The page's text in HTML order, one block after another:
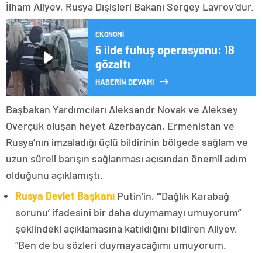
İlham Aliyev, Rusya Dışişleri Bakanı Sergey Lavrov’dur.
EKONOMI
5 ilde fuhuş operasyonu: 18
gözaltı
HABERİN DEVAMI
Başbakan Yardımcıları Aleksandr Novak ve Aleksey
Overçuk oluşan heyet Azerbaycan, Ermenistan ve
Rusya’nın imzaladığı üçlü bildirinin bölgede sağlam ve
uzun süreli barışın sağlanması açısından önemli adım
olduğunu açıklamıştı.
Rusya Devlet Başkanı Putin’in, “‘Dağlık Karabağ
sorunu’ ifadesini bir daha duymamayı umuyorum”
şeklindeki açıklamasına katıldığını bildiren Aliyev,
“Ben de bu sözleri duymayacağımı umuyorum.